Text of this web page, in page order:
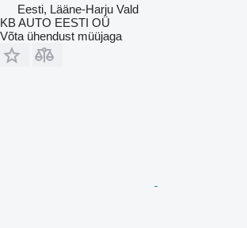
Eesti, Lääne-Harju Vald
KB AUTO EESTI OÜ
Võta ühendust müüjaga